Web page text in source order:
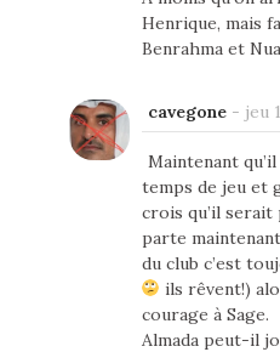
Henrique, mais
Benrahma et
cavegone- jeu
Maintenant
temps de jeu et
crois qu’il
parte
du club c’est
ils rêvent!)
courage à Sage.
Almada peut-il